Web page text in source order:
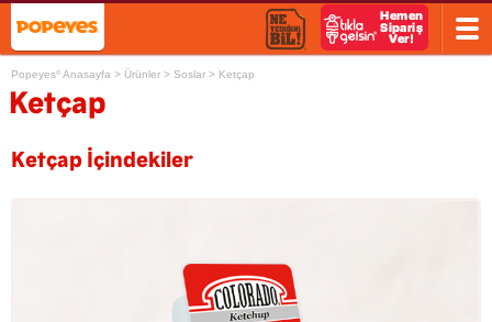
Popeyes® Anasayfa > Ürünler > Soslar > Ketçap
Ketçap
Ketçap İçindekiler